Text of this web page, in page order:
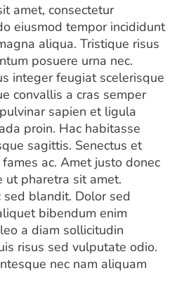
amet, consectetur
eiusmod tempor incididunt
aliqua. Tristique risus
posuere urna nec.
integer feugiat scelerisque
convallis a cras semper
sapien et ligula
proin. Hac habitasse
sagittis. Senectus et
ac. Amet justo donec
ut pharetra sit amet.
sed blandit. Dolor sed
bibendum enim
a diam sollicitudin
risus sed vulputate odio.
nec nam aliquam